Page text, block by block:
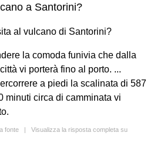
a Santorini?
al vulcano di Santorini?
la comoda funivia che dalla
vi porterà fino al porto. ...
a piedi la scalinata di 587
minuti circa di camminata vi
fonte | Visualizza la risposta completa su